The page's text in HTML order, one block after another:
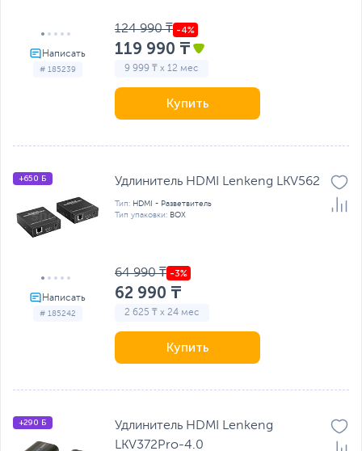
# 185239
124 990 ₸
119 990 ₸
9 999 ₸ x 12 мес
Купить
# 185242
+650 Б Удлинитель HDMI Lenkeng LKV562
Тип: HDMI - Разветвитель
Тип упаковки: BOX
64 990 ₸
62 990 ₸
2 625 ₸ x 24 мес
Купить
+290 Б
Удлинитель HDMI Lenkeng
LKV372Pro-4.0